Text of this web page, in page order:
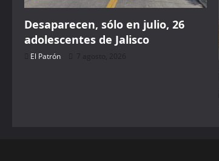
Desaparecen, sólo en julio, 26
adolescentes de Jalisco
El Patrón 7 agosto, 2026